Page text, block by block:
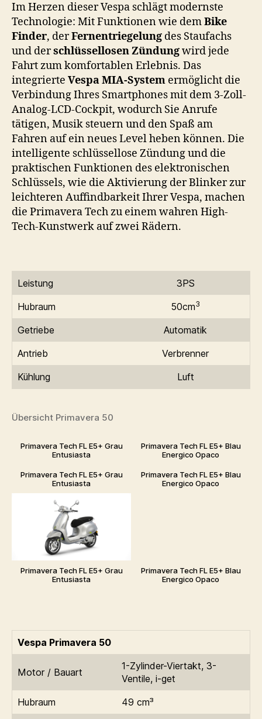
Im Herzen dieser Vespa schlägt modernste
Technologie: Mit Funktionen wie demBike
Finder, derFernentriegelung des Staufachs
und derschlüssellosen Zündungwird jede
Fahrt zum komfortablen Erlebnis. Das
integrierte Vespa MIA-System ermöglicht die
Verbindung Ihres Smartphones mit dem 3-Zoll-
Analog-LCD-Cockpit, wodurch Sie Anrufe
tätigen, Musik steuern und den Spaß am
Fahren auf ein neues Level heben können. Die
intelligente schlüssellose Zündung und die
praktischen Funktionen des elektronischen
Schlüssels, wie die Aktivierung der Blinker zur
leichteren Auffindbarkeit Ihrer Vespa, machen
die Primavera Tech zu einem wahren High-
Tech-Kunstwerk auf zwei Rädern.
Leistung
3PS
Hubraum
50cm3
Getriebe
Automatik
Antrieb
Verbrenner
Kühlung
Luft
Übersicht Primavera 50
Primavera Tech FL E5+ Grau
Entusiasta
Primavera Tech FL E5+ Blau
Energico Opaco
Primavera Tech FL E5+ Grau
Entusiasta
Primavera Tech FL E5+ Blau
Energico Opaco
Primavera Tech FL E5+ Grau
Entusiasta
Primavera Tech FL E5+ Blau
Energico Opaco
Vespa Primavera 50
Motor / Bauart
1-Zylinder-Viertakt, 3-
Ventile, i-get
Hubraum
49 cm³